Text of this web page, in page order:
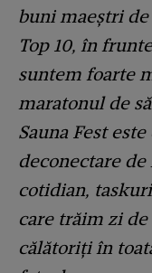
buni maeștri
Top 10, în
suntem foarte
maratonul de
Sauna Fest
deconectare
cotidian,
care trăim zi
călătoriți în